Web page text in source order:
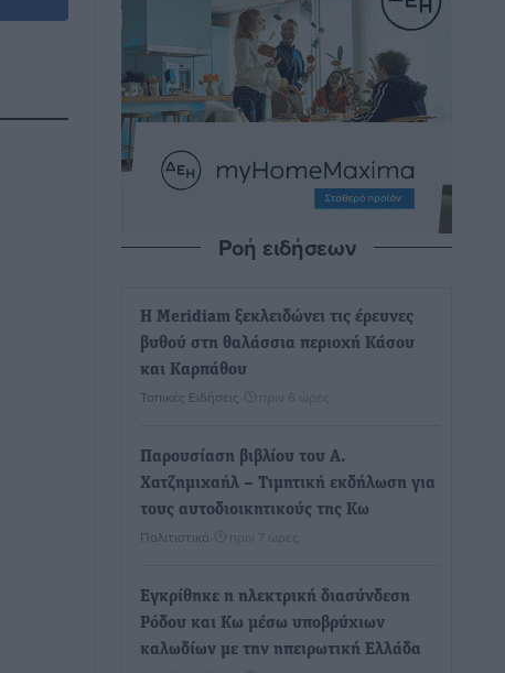
Ροή ειδήσεων
Η Meridiam ξεκλειδώνει τις έρευνες
βυθού στη θαλάσσια περιοχή Κάσου
και Καρπάθου
Τοπικές Ειδήσεις πριν 6 ώρες
Παρουσίαση βιβλίου του Α.
Χατζημιχαήλ – Τιμητική εκδήλωση για
τους αυτοδιοικητικούς της Κω
Πολιτιστικά πριν 7 ώρες
Εγκρίθηκε η ηλεκτρική διασύνδεση
Ρόδου και Κω μέσω υποβρύχιων
καλωδίων με την ηπειρωτική Ελλάδα